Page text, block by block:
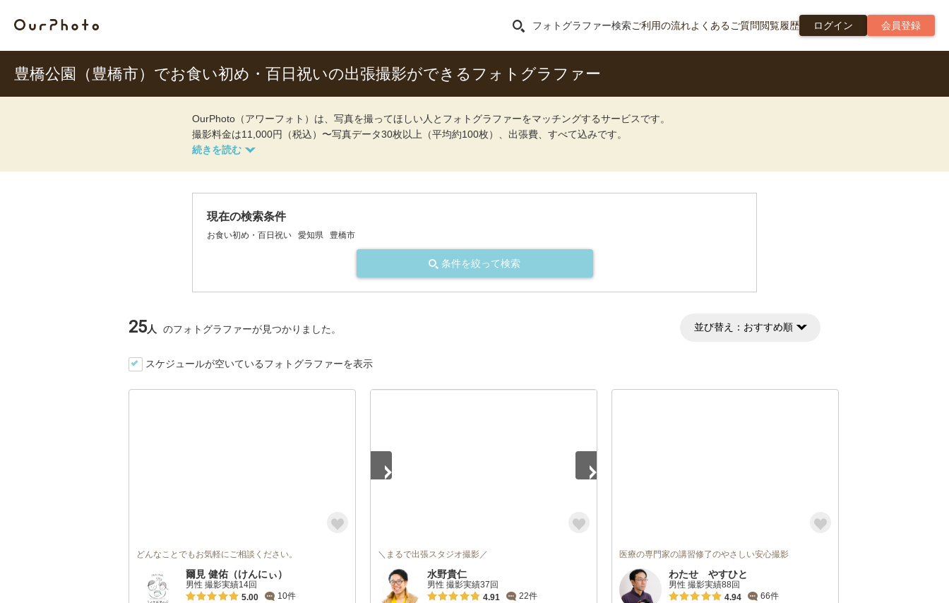
フォトグラファー検索ご利用の流れよくあるご質問閲覧履歴 ログイン 会員登録
豊橋公園（豊橋市）でお食い初め・百日祝いの出張撮影ができるフォトグラファー
OurPhoto（アワーフォト）は、写真を撮ってほしい人とフォトグラファーをマッチングするサービスです。
撮影料金は11,000円（税込）〜写真データ30枚以上（平均約100枚）、出張費、すべて込みです。
現在の検索条件
お食い初め・百日祝い 愛知県 豊橋市
条件を絞って検索
25人 のフォトグラファーが見つかりました。 並び替え： おすすめ順
スケジュールが空いているフォトグラファーを表示
どんなことでもお気軽にご相談ください。
爾見 健佑（けんにぃ）
男性 撮影実績14回
5.00
10件
＼まるで出張スタジオ撮影／
水野貴仁
男性 撮影実績37回
4.91
22件
医療の専門家の講習修了のやさしい安心撮影
わたせ やすひと
男性 撮影実績88回
4.94
66件